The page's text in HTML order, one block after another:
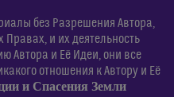
без Разрешения Автора,
и их деятельность
Автора и Её Идеи, они все
отношения к Автору и Её
и Спасения Земли